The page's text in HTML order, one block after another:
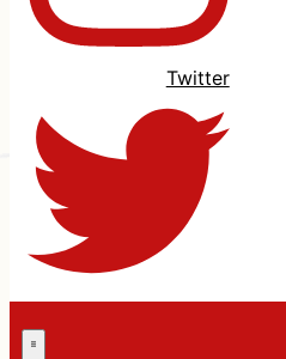
Twitter